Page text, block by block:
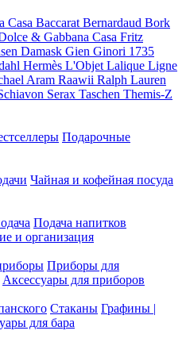
Casa Baccarat Bernardaud Bork
& Gabbana Casa Fritz
Damask Gien Ginori 1735
Hermès L'Objet Lalique Ligne
Aram Raawii Ralph Lauren
Serax Taschen Themis-Z
Подарочные
Чайная и кофейная посуда
Подача напитков
и организация
Приборы для
Аксессуары для приборов
Стаканы Графины |
для бара